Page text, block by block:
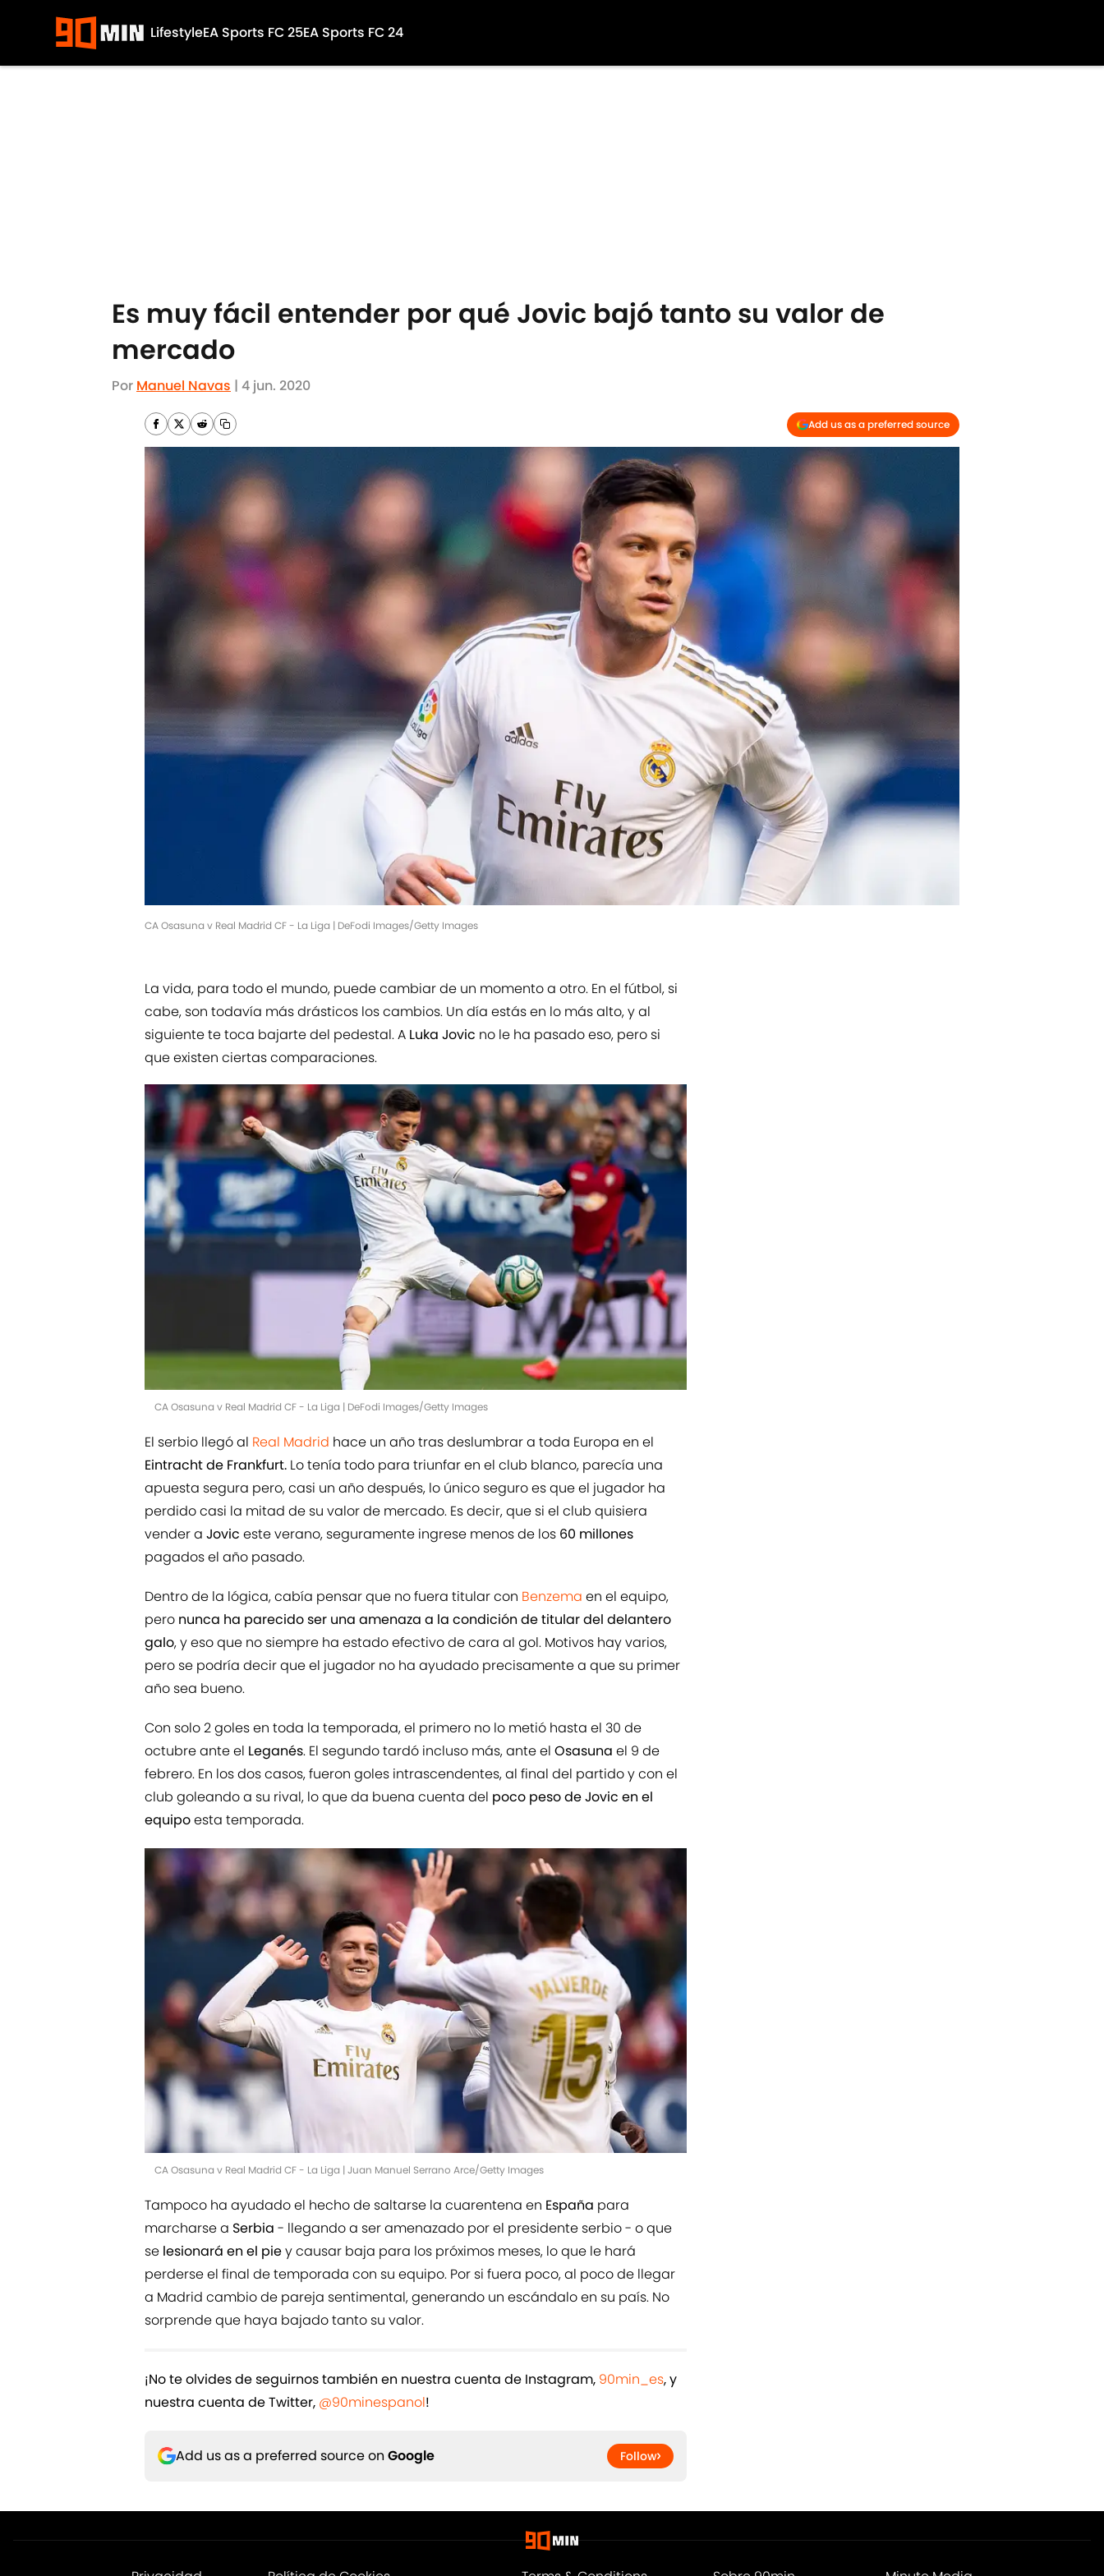
LifestyleEA Sports FC 25EA Sports FC 24
Es muy fácil entender por qué Jovic bajó tanto su valor de
mercado
Por Manuel Navas | 4 jun. 2020
Add us as a preferred source
CA Osasuna v Real Madrid CF - La Liga | DeFodi Images/Getty Images
La vida, para todo el mundo, puede cambiar de un momento a otro. En el fútbol, si
cabe, son todavía más drásticos los cambios. Un día estás en lo más alto, y al
siguiente te toca bajarte del pedestal. A Luka Jovic no le ha pasado eso, pero si
que existen ciertas comparaciones.
CA Osasuna v Real Madrid CF - La Liga | DeFodi Images/Getty Images
El serbio llegó al Real Madrid hace un año tras deslumbrar a toda Europa en el
Eintracht de Frankfurt. Lo tenía todo para triunfar en el club blanco, parecía una
apuesta segura pero, casi un año después, lo único seguro es que el jugador ha
perdido casi la mitad de su valor de mercado. Es decir, que si el club quisiera
vender a Jovic este verano, seguramente ingrese menos de los 60 millones
pagados el año pasado.
Dentro de la lógica, cabía pensar que no fuera titular con Benzema en el equipo,
pero nunca ha parecido ser una amenaza a la condición de titular del delantero
galo, y eso que no siempre ha estado efectivo de cara al gol. Motivos hay varios,
pero se podría decir que el jugador no ha ayudado precisamente a que su primer
año sea bueno.
Con solo 2 goles en toda la temporada, el primero no lo metió hasta el 30 de
octubre ante el Leganés. El segundo tardó incluso más, ante el Osasuna el 9 de
febrero. En los dos casos, fueron goles intrascendentes, al final del partido y con el
club goleando a su rival, lo que da buena cuenta del poco peso de Jovic en el
equipoesta temporada.
CA Osasuna v Real Madrid CF - La Liga | Juan Manuel Serrano Arce/Getty Images
Tampoco ha ayudado el hecho de saltarse la cuarentena en España para
marcharse a Serbia - llegando a ser amenazado por el presidente serbio - o que
se lesionará en el piey causar baja para los próximos meses, lo que le hará
perderse el final de temporada con su equipo. Por si fuera poco, al poco de llegar
a Madrid cambio de pareja sentimental, generando un escándalo en su país. No
sorprende que haya bajado tanto su valor.
¡No te olvides de seguirnos también en nuestra cuenta de Instagram, 90min_es, y
nuestra cuenta de Twitter, @90minespanol!
Add us as a preferred source on Google Follow